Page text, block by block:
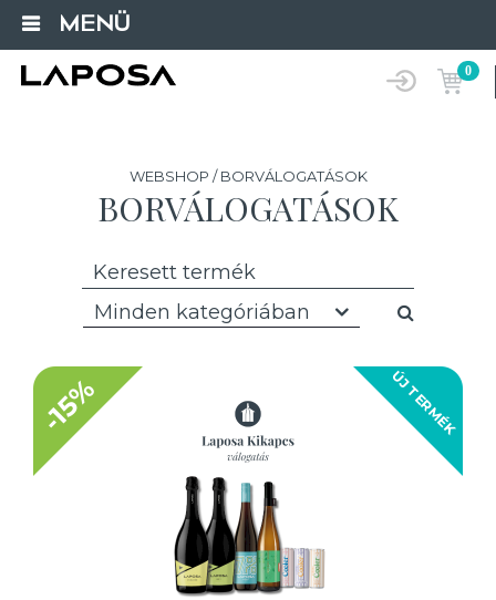
MENÜ
0
WEBSHOP / BORVÁLOGATÁSOK
BORVÁLOGATÁSOK
Minden kategóriában
ÚJ TERMÉK
-15%